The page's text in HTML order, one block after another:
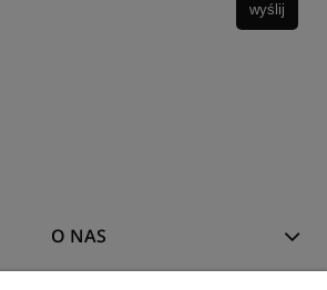
wyślij
O NAS